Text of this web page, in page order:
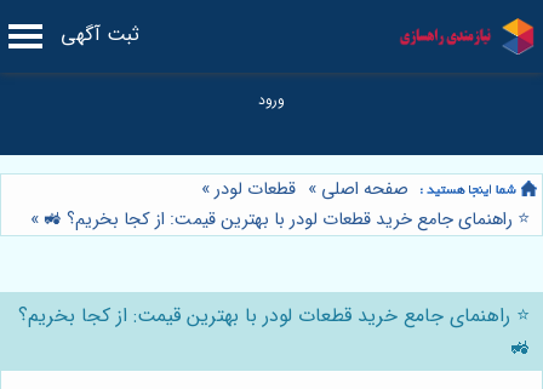
ثبت آگهی
صفحه اصلی » قطعات لودر»
⭐️ راهنمای جامع خرید قطعات لودر با بهترین قیمت: از کجا بخریم؟ 🚜 »
⭐️ راهنمای جامع خرید قطعات لودر با بهترین قیمت: از کجا بخریم؟
🚜